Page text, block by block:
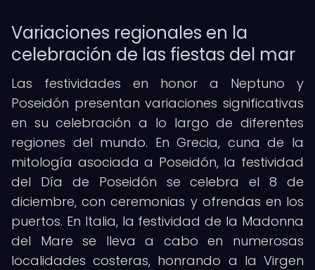
Variaciones regionales en la
celebración de las fiestas del mar
Las festividades en honor a Neptuno y
Poseidón presentan variaciones significativas
en su celebración a lo largo de diferentes
regiones del mundo. En Grecia, cuna de la
mitología asociada a Poseidón, la festividad
del Día de Poseidón se celebra el 8 de
diciembre, con ceremonias y ofrendas en los
puertos. En Italia, la festividad de la Madonna
del Mare se lleva a cabo en numerosas
localidades costeras, honrando a la Virgen